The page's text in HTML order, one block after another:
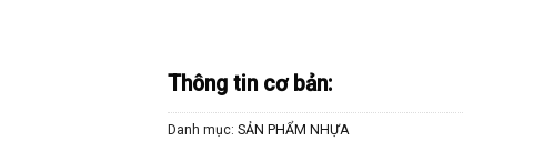
Thông tin cơ bản:
Danh mục:SẢN PHẨM NHỰA